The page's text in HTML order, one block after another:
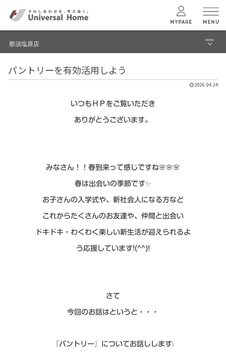
ユニバーサルホームの特長
コンセプトプラン
建築実例
モデルハウス検索・見学予約
シミュレー ション
お問い合わせ
那須塩原店 MENU
ブログ
パントリーを有効活用しよう
2026.04.24
いつもＨＰをご覧いただき
ありがとうございます。
みなさん！！春到来って感じですね🌸🌸🌸
春は出会いの季節です✨
お子さんの入学式や、新社会人になる方など
これからたくさんのお友達や、仲間と出会い
ドキドキ・わくわく楽しい新生活が迎えられるよ
う応援しています!(^^)!
さて
今回のお話はというと・・・
『パントリー』についてお話しします❕